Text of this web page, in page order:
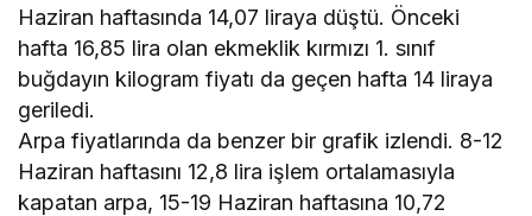
Haziran haftasında 14,07 liraya düştü. Önceki
hafta 16,85 lira olan ekmeklik kırmızı 1. sınıf
buğdayın kilogram fiyatı da geçen hafta 14 liraya
geriledi.
Arpa fiyatlarında da benzer bir grafik izlendi. 8-12
Haziran haftasını 12,8 lira işlem ortalamasıyla
kapatan arpa, 15-19 Haziran haftasına 10,72